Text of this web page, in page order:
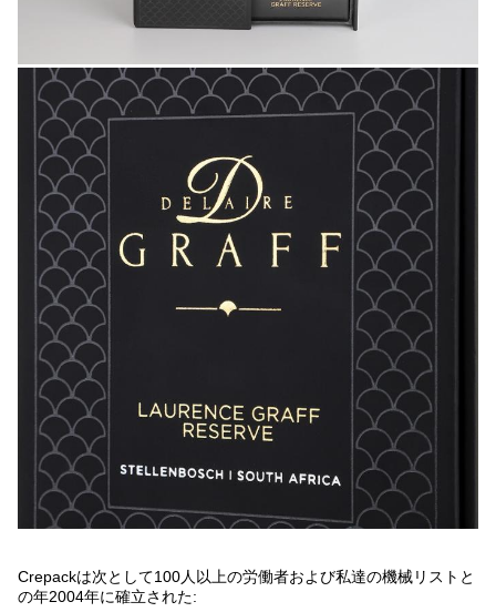
Crepackは次として100人以上の労働者および私達の機械リストと
の年2004年に確立された: